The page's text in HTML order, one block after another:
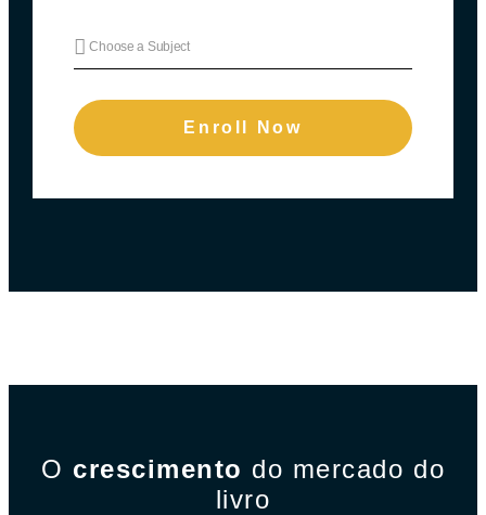
Enroll Now
O crescimento do mercado do
livro